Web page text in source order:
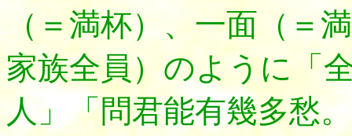
（＝満杯）、一面（＝
家族全員）のように「
人」「問君能有幾多愁